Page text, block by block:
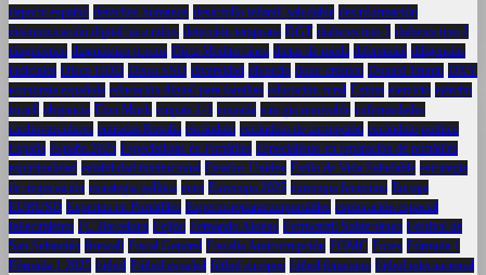
deporte español derechos humanos desarrollo infantil saludable desinformación
desintoxicación digital para niños detección temprana DGT diabetes tipo 1 diabetes tipo 2
diagnóstico diagnóstico precoz Dieta Mediterránea dietas de moda diferencial diligencias
judiciales Disco HDD Disco SSD diversidad divorcio dolor crónico Donald Trump DXY
economía española educación digital para familias educación rural Egipto ejercicio ejército
israelí elegancia Elon Musk empate 1-1 empatía energía renovable enfermedades
cardiovasculares entradas Rosalía escándalo escándalo de corrupción escándalo político
España España 2025 Especialistas en Portátiles Especialistas en reparación de portátiles
espiritualidad estabilidad institucional Estados Unidos Estilo de Vida Saludable estrategia
de negociación estrategia política euro Eurocopa 2025 eurocopa femenina Europa
EURUSD Expertos en Portátliles Expertosreparacionportátiles exploración espacial
fallecimiento FC Barcelona Feijóo Fernando Alonso Ferrocarril Subterráneo Festival de
San Sebastián firewall Fiscal General Fiscalía Anticorrupción FOMC Forex Fórmula 1
Fórmula 1 2025 fútbol Fútbol español fútbol europeo fútbol femenino fútbol internacional